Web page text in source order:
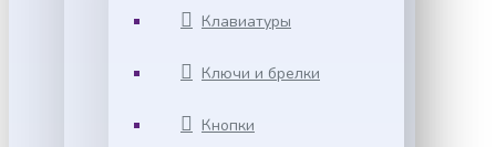
Клавиатуры
Ключи и брелки
Кнопки